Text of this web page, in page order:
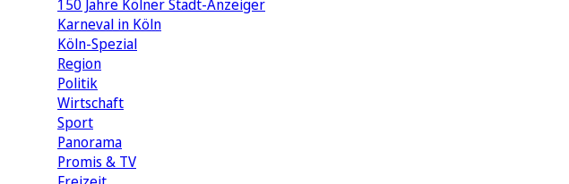
150 Jahre Kölner Stadt-Anzeiger
Karneval in Köln
Köln-Spezial
Region
Politik
Wirtschaft
Sport
Panorama
Promis & TV